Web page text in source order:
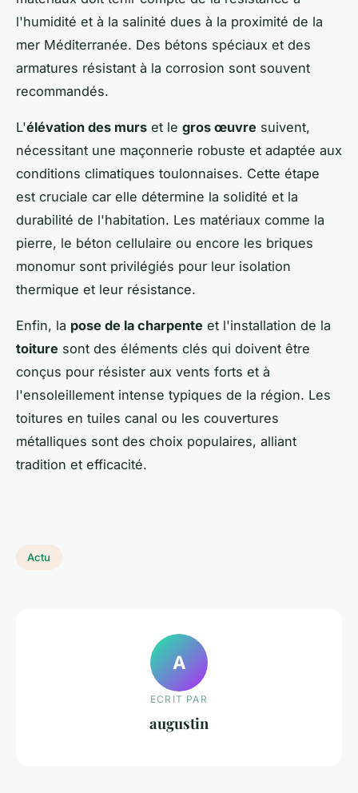
l'humidité et à la salinité dues à la proximité de la
mer Méditerranée. Des bétons spéciaux et des
armatures résistant à la corrosion sont souvent
recommandés.
L'élévation des murs et le gros œuvre suivent,
nécessitant une maçonnerie robuste et adaptée aux
conditions climatiques toulonnaises. Cette étape
est cruciale car elle détermine la solidité et la
durabilité de l'habitation. Les matériaux comme la
pierre, le béton cellulaire ou encore les briques
monomur sont privilégiés pour leur isolation
thermique et leur résistance.
Enfin, la pose de la charpente et l'installation de la
toiture sont des éléments clés qui doivent être
conçus pour résister aux vents forts et à
l'ensoleillement intense typiques de la région. Les
toitures en tuiles canal ou les couvertures
métalliques sont des choix populaires, alliant
tradition et efficacité.
Actu
A
ECRIT PAR
augustin